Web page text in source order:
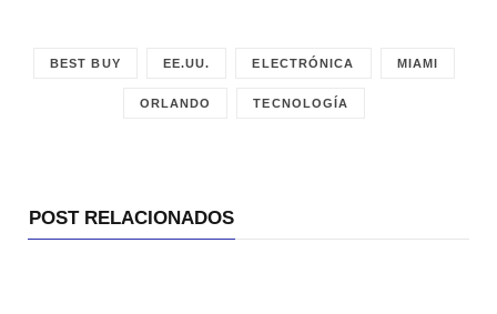
BEST BUY EE.UU. ELECTRÓNICA MIAMI
ORLANDO TECNOLOGÍA
POST RELACIONADOS